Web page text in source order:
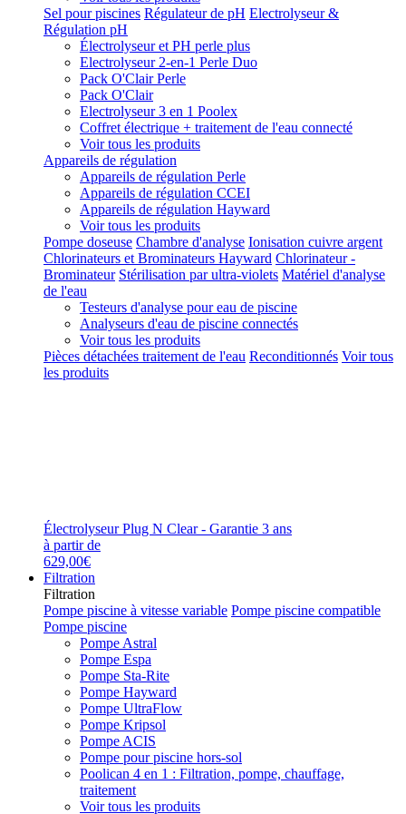
Sel pour piscines Régulateur de pH Electrolyseur &
Régulation pH
Électrolyseur et PH perle plus
Electrolyseur 2-en-1 Perle Duo
Pack O'Clair Perle
Pack O'Clair
Electrolyseur 3 en 1 Poolex
Coffret électrique + traitement de l'eau connecté
Voir tous les produits
Appareils de régulation
Appareils de régulation Perle
Appareils de régulation CCEI
Appareils de régulation Hayward
Voir tous les produits
Pompe doseuse Chambre d'analyse Ionisation cuivre argent
Chlorinateurs et Brominateurs Hayward Chlorinateur -
Brominateur Stérilisation par ultra-violets Matériel d'analyse
de l'eau
Testeurs d'analyse pour eau de piscine
Analyseurs d'eau de piscine connectés
Voir tous les produits
Pièces détachées traitement de l'eau Reconditionnés Voir tous
les produits
Électrolyseur Plug N Clear - Garantie 3 ans
à partir de
629,00€
Filtration
Filtration
Pompe piscine à vitesse variable Pompe piscine compatible
Pompe piscine
Pompe Astral
Pompe Espa
Pompe Sta-Rite
Pompe Hayward
Pompe UltraFlow
Pompe Kripsol
Pompe ACIS
Pompe pour piscine hors-sol
Poolican 4 en 1 : Filtration, pompe, chauffage,
traitement
Voir tous les produits